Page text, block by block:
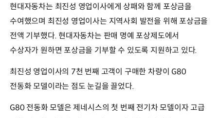
현대자동차는 최진성 영업이사에게 상패와 함께 포상금을
수여했으며 최진성 영업이사는 지역사회 발전을 위해 포상금을
전액 기부했다. 현대자동차는 판매 명예 포상제도에서
수상자가 원하면 포상금을 기부할 수 있도록 지원하고 있다.
최진성 영업이사의 7천 번째 고객이 구매한 차량이 G80
전동화 모델이라는 점도 눈길을 끌었다.
G80 전동화 모델은 제네시스의 첫 번째 전기차 모델이자 고급